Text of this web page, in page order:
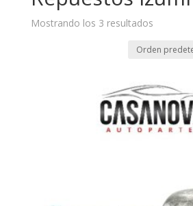
Mostrando los 3 resultados